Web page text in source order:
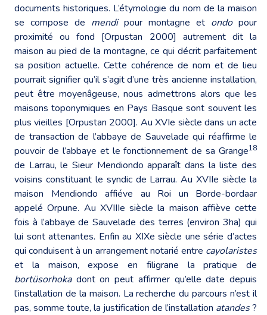
documents historiques. L’étymologie du nom de la maison
se compose de mendipour montagne et ondopour
proximité ou fond [Orpustan 2000] autrement dit la
maison au pied de la montagne, ce qui décrit parfaitement
sa position actuelle. Cette cohérence de nom et de lieu
pourrait signifier qu’il s’agit d’une très ancienne installation,
peut être moyenâgeuse, nous admettrons alors que les
maisons toponymiques en Pays Basque sont souvent les
plus vieilles [Orpustan 2000]. Au XVIe siècle dans un acte
de transaction de l’abbaye de Sauvelade qui réaffirme le
pouvoir de l’abbaye et le fonctionnement de sa Grange18
de Larrau, le Sieur Mendiondo apparaît dans la liste des
voisins constituant le syndic de Larrau. Au XVIIe siècle la
maison Mendiondo affiéve au Roi un Borde-bordaar
appelé Orpune. Au XVIIIe siècle la maison affiève cette
fois à l’abbaye de Sauvelade des terres (environ 3ha) qui
lui sont attenantes. Enfin au XIXe siècle une série d’actes
qui conduisent à un arrangement notarié entre cayolaristes
et la maison, expose en filigrane la pratique de
bortüsorhokadont on peut affirmer qu’elle date depuis
l’installation de la maison. La recherche du parcours n’est il
pas, somme toute, la justification de l’installation atandes?